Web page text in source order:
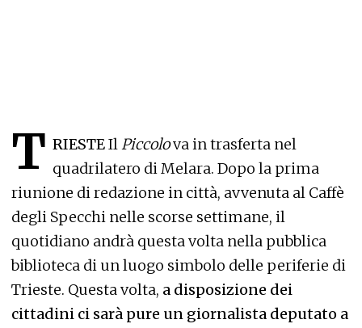
T RIESTEIlPiccolova in trasferta nel
quadrilatero di Melara. Dopo la prima
riunione di redazione in città, avvenuta al Caffè
degli Specchi nelle scorse settimane, il
quotidiano andrà questa volta nella pubblica
biblioteca di un luogo simbolo delle periferie di
Trieste. Questa volta, a disposizione dei
cittadini ci sarà pure un giornalista deputato a